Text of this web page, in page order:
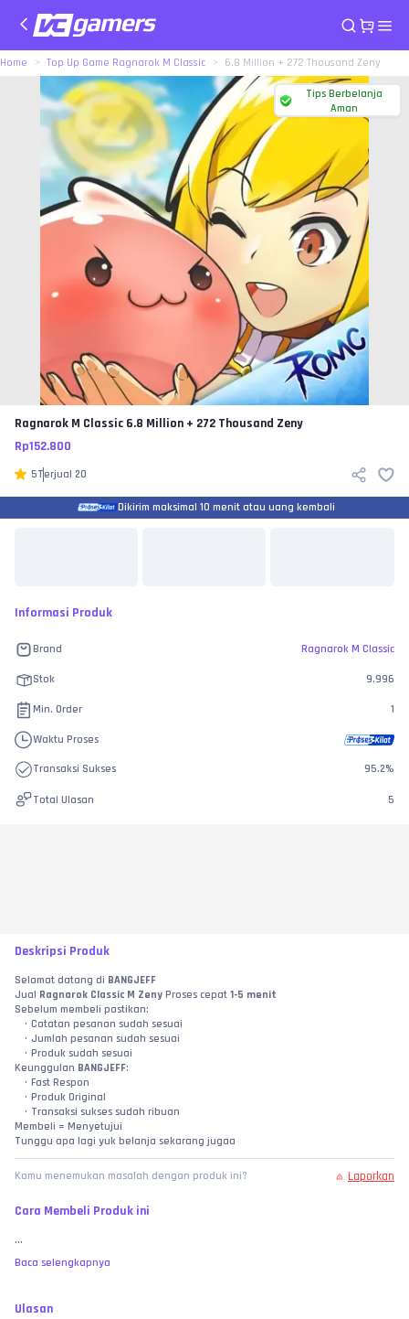
Home Top Up Game Ragnarok M Classic 6.8 Million + 272 Thousand Zeny
Tips Berbelanja
Aman
Ragnarok M Classic 6.8 Million + 272 Thousand Zeny
Rp152.800
5Terjual 20
Dikirim maksimal 10 menit atau uang kembali
Informasi Produk
Brand Ragnarok M Classic
Stok 9.996
Min. Order 1
Waktu Proses
Transaksi Sukses 95.2%
Total Ulasan 5
Deskripsi Produk
Selamat datang di BANGJEFF
Jual Ragnarok Classic M Zeny Proses cepat 1-5 menit
Sebelum membeli pastikan:
Catatan pesanan sudah sesuai
Jumlah pesanan sudah sesuai
Produk sudah sesuai
Keunggulan BANGJEFF:
Fast Respon
Produk Original
Transaksi sukses sudah ribuan
Membeli = Menyetujui
Tunggu apa lagi yuk belanja sekarang jugaa
Kamu menemukan masalah dengan produk ini? Laporkan
Cara Membeli Produk ini
...
Baca selengkapnya
Ulasan